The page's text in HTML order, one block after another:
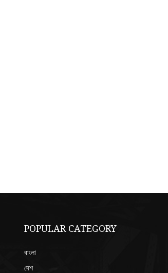
POPULAR CATEGORY
বাংলা
দেশ